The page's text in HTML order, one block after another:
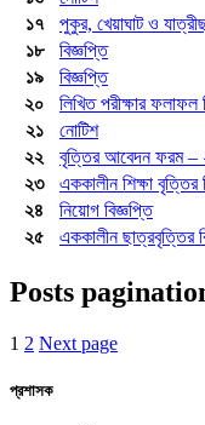
১৭
পুকুর, খেয়াঘাট ও
১৮
বিজ্ঞপ্তি
১৯
বিজ্ঞপ্তি
২০
লিখিত পরীক্ষার ফলাফল
২১
নোটিশ
২২
বৃত্তির আবেদন ফরম –
২৩
এককালীন শিক্ষা বৃত্তির
২৪
নিয়োগ বিজ্ঞপ্তি
২৫
এককালীন ছাত্রবৃত্তির
Posts
1 2 Next page
প্রশাসক